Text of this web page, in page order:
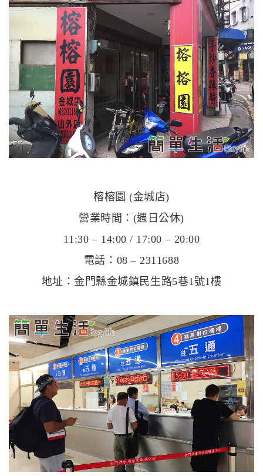
榕榕園 (金城店)
營業時間：(週日公休)
11:30 – 14:00 / 17:00 – 20:00
電話： 08 – 2311688
地址：金門縣金城鎮民生路5巷1號1樓